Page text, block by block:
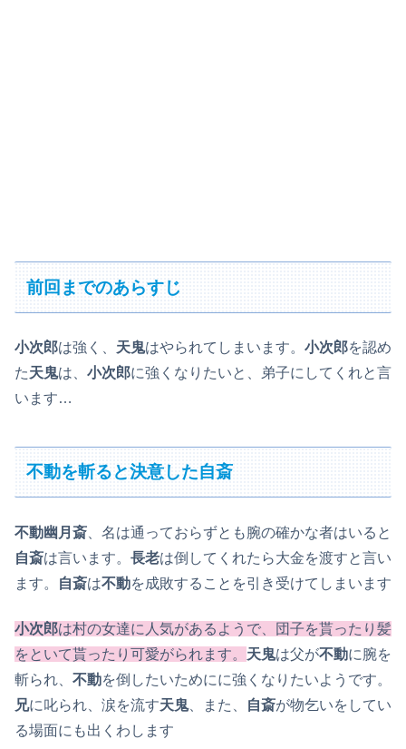
前回までのあらすじ
小次郎は強く、 天鬼はやられてしまいます。 小次郎を認め
た天鬼は、 小次郎に強くなりたいと、弟子にしてくれと言
います…
不動を斬ると決意した自斎
不動幽月斎 、名は通っておらずとも腕の確かな者はいると
自斎は言います。 長老は倒してくれたら大金を渡すと言い
ます。
自斎は不動を成敗することを引き受けてしまいます
小次郎は村の女達に人気があるようで、団子を貰ったり髪
をといて貰ったり可愛がられます。 天鬼は父が不動に腕を
斬られ、 不動を倒したいためにに強くなりたいようです。
兄に叱られ、涙を流す天鬼、また、 自斎が物乞いをしてい
る場面にも出くわします